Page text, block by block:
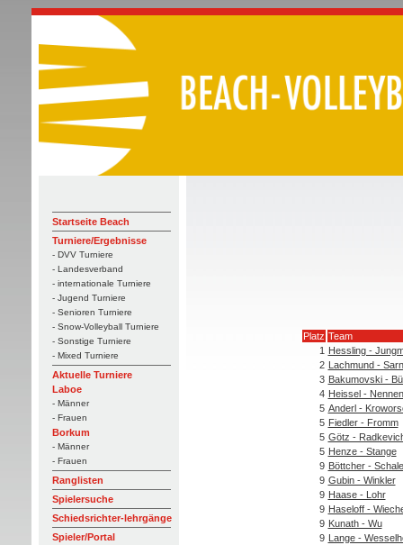
Startseite Beach
Turniere/Ergebnisse
- DVV Turniere
- Landesverband
- internationale Turniere
- Jugend Turniere
- Senioren Turniere
- Snow-Volleyball Turniere
- Sonstige Turniere
- Mixed Turniere
Aktuelle Turniere
Laboe
- Männer
- Frauen
Borkum
- Männer
- Frauen
Ranglisten
Spielersuche
Schiedsrichter-lehrgänge
Spieler/Portal
Platz Team
1 Hessling -
2 Lachmund -
3 Bakumovski -
4 Heissel - Nennen
5 Anderl -
5 Fiedler - Fromm
5 Götz -
5 Henze - Stange
9 Böttcher -
9 Gubin - Winkler
9 Haase - Lohr
9 Haseloff -
9 Kunath - Wu
9 Lange -